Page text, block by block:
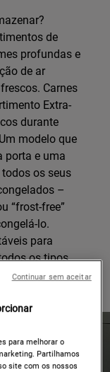
de
profundas e
de ar
Carnes
Extra-
durante
modelo que
porta e uma
os seus
–
“frost-free”
lo.
para
os tipos
para melhorar o
Partilhamos
site com os nossos
Continuar sem aceitar